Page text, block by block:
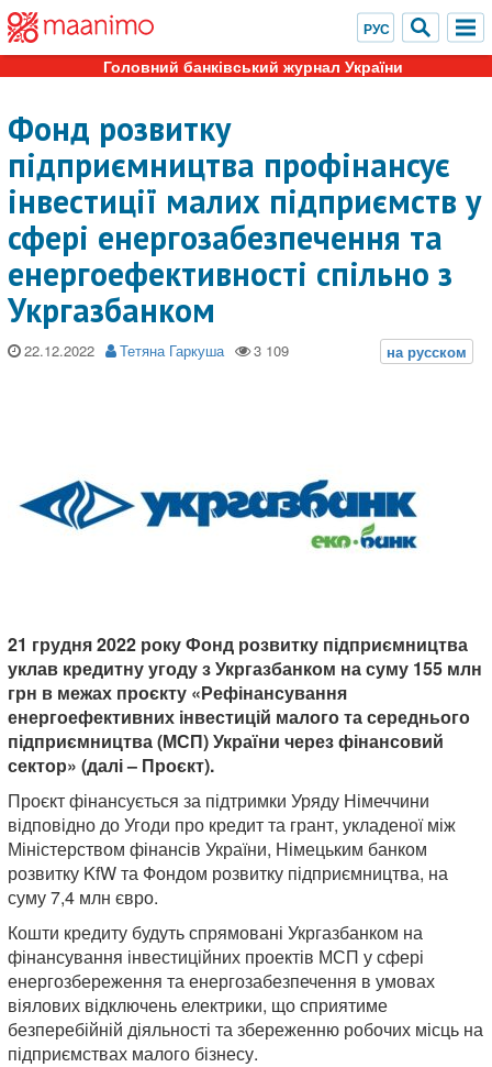
Головний банківський журнал України
Фонд розвитку
підприємництва профінансує
інвестиції малих підприємств у
сфері енергозабезпечення та
енергоефективності спільно з
Укргазбанком
22.12.2022 Тетяна Гаркуша
21 грудня 2022 року Фонд розвитку підприємництва
уклав кредитну угоду з Укргазбанком на суму 155 млн
грн в межах проєкту «Рефінансування
енергоефективних інвестицій малого та середнього
підприємництва (МСП) України через фінансовий
сектор» (далі – Проєкт).
Проєкт фінансується за підтримки Уряду Німеччини
відповідно до Угоди про кредит та грант, укладеної між
Міністерством фінансів України, Німецьким банком
розвитку KfW та Фондом розвитку підприємництва, на
суму 7,4 млн євро.
Кошти кредиту будуть спрямовані Укргазбанком на
фінансування інвестиційних проектів МСП у сфері
енергозбереження та енергозабезпечення в умовах
віялових відключень електрики, що сприятиме
безперебійній діяльності та збереженню робочих місць на
підприємствах малого бізнесу.